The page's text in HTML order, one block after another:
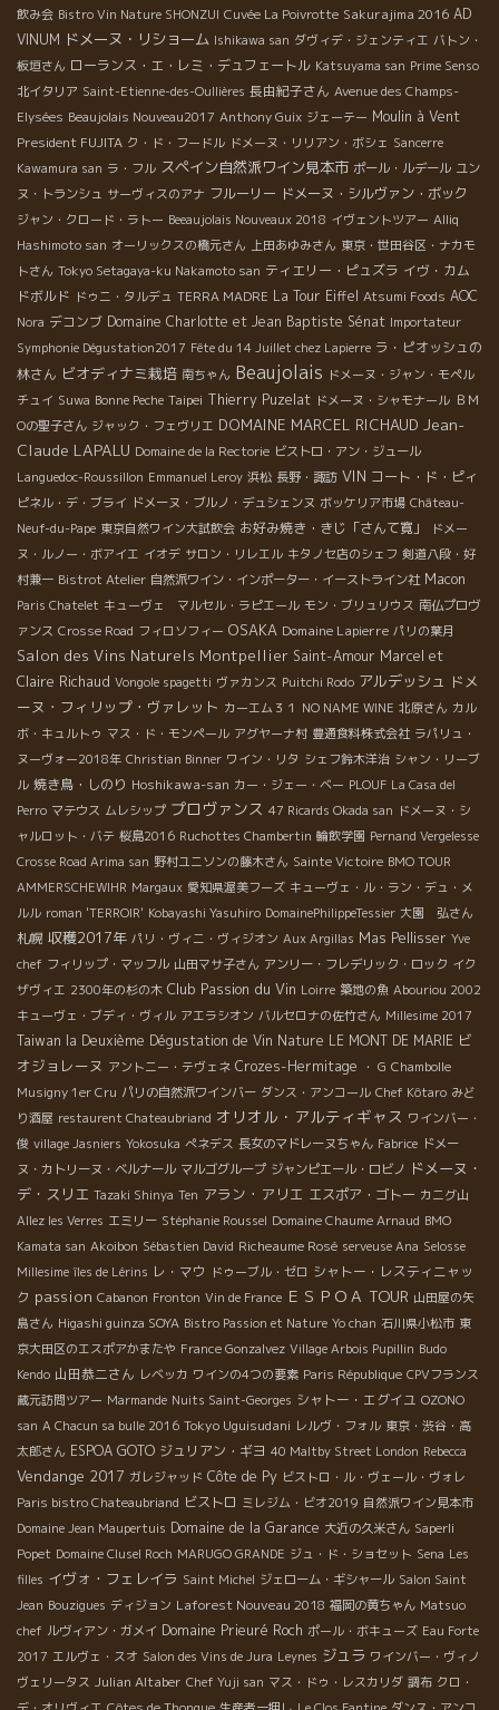
飲み会 Bistro Vin Nature SHONZUI Cuvée La Poivrotte Sakurajima 2016 AD
VINUM ドメーヌ・リショーム Ishikawa san ダヴィデ・ジェンティエ バトン・
板垣さん ローランス・エ・レミ・デュフェートル Katsuyama san Prime Senso
北イタリア Saint-Etienne-des-Oullières 長由紀子さん Avenue des Champs-
Elysées Beaujolais Nouveau2017 Anthony Guix ジェーテー Moulin à Vent
President FUJITA ク・ド・フードル ドメーヌ・リリアン・ボシェ Sancerre
Kawamura san ラ・フル スペイン自然派ワイン見本市 ポール・ルデール ユン
ヌ・トランシュ サーヴィスのアナ フルーリー ドメーヌ・シルヴァン・ボック
ジャン・クロード・ラトー Beeaujolais Nouveaux 2018 イヴェントツアー Alliq
Hashimoto san オーリックスの橋元さん 上田あゆみさん 東京・世田谷区・ナカモ
トさん Tokyo Setagaya-ku Nakamoto san ティエリー・ピュズラ イヴ・カム
ドボルド ドゥニ・タルデュ TERRA MADRE La Tour Eiffel Atsumi Foods AOC
Nora デコンブ Domaine Charlotte et Jean Baptiste Sénat Importateur
Symphonie Dégustation2017 Fête du 14 Juillet chez Lapierre ラ・ピオッシュの
林さん ビオディナミ栽培 南ちゃん Beaujolais ドメーヌ・ジャン・モペル
チュイ Suwa Bonne Peche Taipei Thierry Puzelat ドメーヌ・シャモナール ＢＭ
Оの聖子さん ジャック・フェヴリエ DOMAINE MARCEL RICHAUD Jean-
Claude LAPALU Domaine de la Rectorie ビストロ・アン・ジュール
Languedoc-Roussillon Emmanuel Leroy 浜松 長野・諏訪 VIN コート・ド・ピィ
ピネル・デ・ブライ ドメーヌ・ブルノ・デュシェンヌ ボッケリア市場 Château-
Neuf-du-Pape 東京自然ワイン大試飲会 お好み焼き・きじ「さんて寛」
ドメー
ヌ・ルノー・ボアイエ イオデ サロン・リレエル キタノセ店のシェフ 剣道八段・好
村兼一 Bistrot Atelier 自然派ワイン・インポーター・イーストライン社 Macon
Paris Chatelet キューヴェ マルセル・ラピエール モン・ブリュリウス 南仏プロヴ
ァンス Crosse Road フィロソフィー OSAKA Domaine Lapierre パリの葉月
Salon des Vins Naturels Montpellier Saint-Amour Marcel et
Claire Richaud Vongole spagetti ヴァカンス Puitchi Rodo アルデッシュ ドメ
ーヌ・フィリップ・ヴァレット カーエム３１ NO NAME WINE 北原さん カル
ボ・キュルトゥ マス・ド・モンペール アグヤーナ村 豊通食料株式会社 ラパリュ・
ヌーヴォー2018年 Christian Binner ワイン・リタ シェフ鈴木洋治 シャン・リーブ
ル 焼き鳥・しのり Hoshikawa-san カー・ジェー・ベー PLOUF La Casa del
Perro マテウス ムレシップ プロヴァンス 47 Ricards Okada san ドメーヌ・シ
ャルロット・バテ 桜島2016 Ruchottes Chambertin 輪飲学園 Pernand Vergelesse
Crosse Road Arima san 野村ユニソンの藤木さん Sainte Victoire BMO TOUR
AMMERSCHEWIHR Margaux 愛知県渥美フーズ キューヴェ・ル・ラン・デュ・メ
ルル roman 'TERROIR' Kobayashi Yasuhiro DomainePhilippeTessier 大園 弘さん
札幌 収穫2017年 パリ・ヴィニ・ヴィジオン Aux Argillas Mas Pellisser Yve
chef フィリップ・マッフル 山田マサ子さん アンリー・フレデリック・ロック イク
ザヴィエ 2300年の杉の木 Club Passion du Vin Loirre 築地の魚 Abouriou 2002
キューヴェ・ブディ・ヴィル アエラシオン バルセロナの佐竹さん Millesime 2017
Taiwan la Deuxième Dégustation de Vin Nature LE MONT DE MARIE ビ
オジョレーヌ アントニー・テヴェネ Crozes-Hermitage ・ G Chambolle
Musigny 1er Cru パリの自然派ワインバー ダンス・アンコール Chef Kôtaro みど
り酒屋 restaurent Chateaubriand オリオル・アルティギャス ワインバー・
俊 village Jasniers Yokosuka ぺネデス 長女のマドレーヌちゃん Fabrice ドメー
ヌ・カトリーヌ・ベルナール マルゴグループ ジャンピエール・ロビノ ドメーヌ・
デ・スリエ Tazaki Shinya Ten アラン・アリエ エスポア・ゴトー カニグ山
Allez les Verres エミリー Stéphanie Roussel Domaine Chaume Arnaud BMO
Kamata san Akoibon Sébastien David Richeaume Rosé serveuse Ana Selosse
Millesime îles de Lérins レ・マウ ドゥーブル・ゼロ シャトー・レスティニャッ
ク passion Cabanon Fronton Vin de France ＥＳＰＯＡ TOUR 山田屋の矢
島さん Higashi guinza SOYA Bistro Passion et Nature Yo chan 石川県小松市 東
京大田区のエスポアかまたや France Gonzalvez Village Arbois Pupillin Budo
Kendo 山田恭二さん レベッカ ワインの4つの要素 Paris République CPVフランス
蔵元訪問ツアー Marmande Nuits Saint-Georges シャトー・エグイユ OZONO
san A Chacun sa bulle 2016 Tokyo Uguisudani レルヴ・フォル 東京・渋谷・高
太郎さん ESPOA GOTO ジュリアン・ギヨ 40 Maltby Street London Rebecca
Vendange 2017 ガレジャッド Côte de Py ビストロ・ル・ヴェール・ヴォレ
Paris bistro Chateaubriand ビストロ ミレジム・ビオ2019 自然派ワイン見本市
Domaine Jean Maupertuis Domaine de la Garance 大近の久米さん Saperli
Popet Domaine Clusel Roch MARUGO GRANDE ジュ・ド・ショセット Sena Les
filles イヴォ・フェレイラ Saint Michel ジェローム・ギシャール Salon Saint
Jean Bouzigues ディジョン Laforest Nouveau 2018 福岡の黄ちゃん Matsuo
chef ルヴィアン・ガメイ Domaine Prieuré Roch ポール・ボキューズ Eau Forte
2017 エルヴェ・スオ Salon des Vins de Jura Leynes ジュラ ワインバー・ヴィノ
ヴェリータス Julian Altaber Chef Yuji san マス・ドゥ・レスカリダ 調布 クロ・